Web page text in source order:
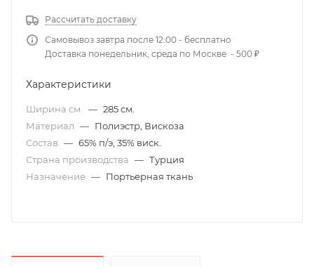
Рассчитать доставку
Самовывоз завтра после 12:00 - бесплатно
Доставка понедельник, среда по Москве - 500 ₽
Характеристики
Ширина см. — 285 см.
Материал — Полиэстр, Вискоза
Состав — 65% п/э, 35% виск.
Страна производства — Турция
Назначение — Портьерная ткань